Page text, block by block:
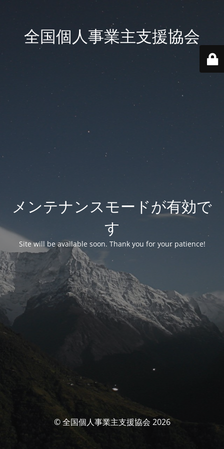
全国個人事業主支援協会
メンテナンスモードが有効で
す
Site will be available soon. Thank you for your patience!
© 全国個人事業主支援協会 2026